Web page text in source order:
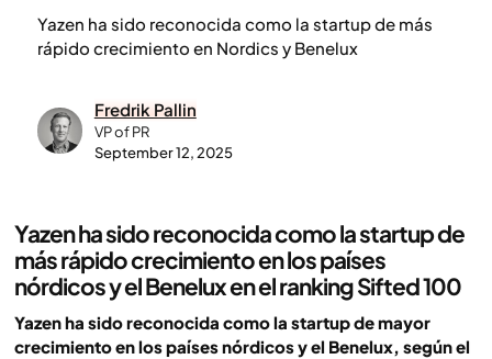
Yazen ha sido reconocida como la startup de más
rápido crecimiento en Nordics y Benelux
Fredrik Pallin
VP of PR
September 12, 2025
Yazen ha sido reconocida como la startup de
más rápido crecimiento en los países
nórdicos y el Benelux en el ranking Sifted 100
Yazen ha sido reconocida como la startup de mayor
crecimiento en los países nórdicos y el Benelux, según el